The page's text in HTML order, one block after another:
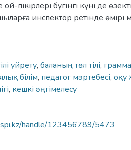
пікірлері бүгінгі күні де
инспектор ретінде
үйрету, баланың төл тілі,
білім, педагог мəртебесі, оқу
, кешкі əңгімелесу
handle/123456789/5473